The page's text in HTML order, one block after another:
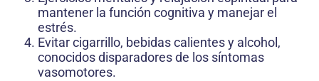
mantener la función cognitiva y manejar el
estrés.
Evitar cigarrillo, bebidas calientes y alcohol,
conocidos disparadores de los síntomas
vasomotores.